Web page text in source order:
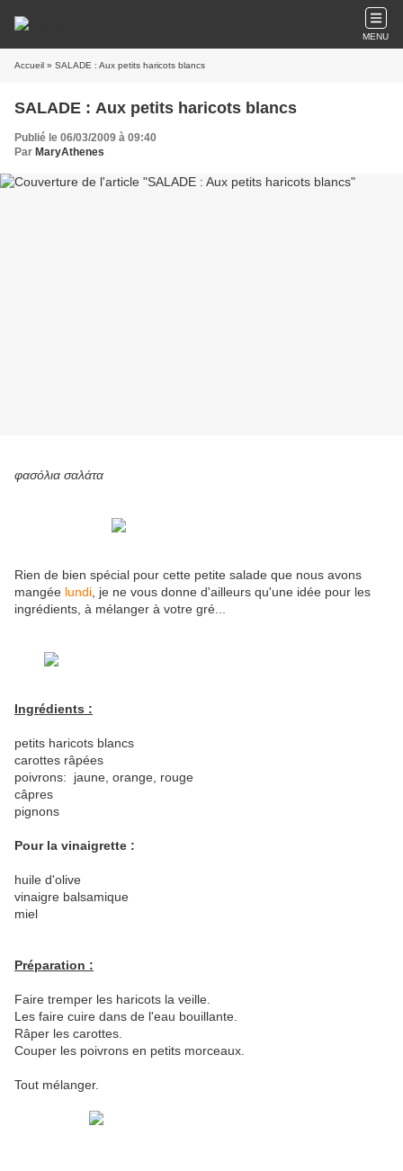
MENU
Accueil » SALADE : Aux petits haricots blancs
SALADE : Aux petits haricots blancs
Publié le 06/03/2009 à 09:40
Par MaryAthenes
φασόλια σαλάτα
Rien de bien spécial pour cette petite salade que nous avons
mangée lundi , je ne vous donne d'ailleurs qu'une idée pour les
ingrédients, à mélanger à votre gré...
Ingrédients :
petits haricots blancs
carottes râpées
poivrons: jaune, orange, rouge
câpres
pignons
Pour la vinaigrette :
huile d'olive
vinaigre balsamique
miel
Préparation :
Faire tremper les haricots la veille.
Les faire cuire dans de l'eau bouillante.
Râper les carottes.
Couper les poivrons en petits morceaux.
Tout mélanger.